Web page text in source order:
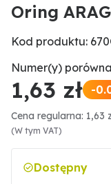
Oring
Kod produktu:
Numer(y)
1,63 zł -
Cena regularna: 1,63
(W tym VAT)
Dostępny